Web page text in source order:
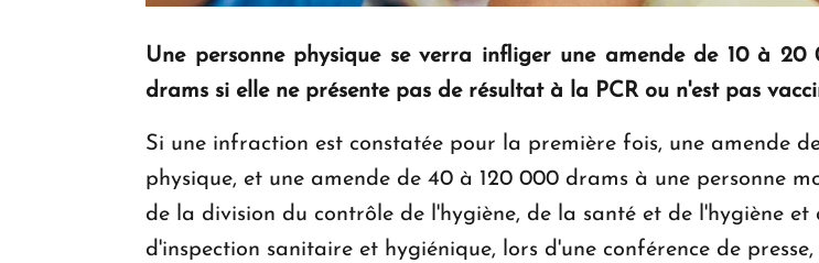
Une personne physique se verra infliger une amende de 10 à
drams si elle ne présente pas de résultat à la PCR ou n'est pas
Si une infraction est constatée pour la première fois, une amende
physique, et une amende de 40 à 120 000 drams à une personne
de la division du contrôle de l'hygiène, de la santé et de l'hygiène
d'inspection sanitaire et hygiénique, lors d'une conférence de